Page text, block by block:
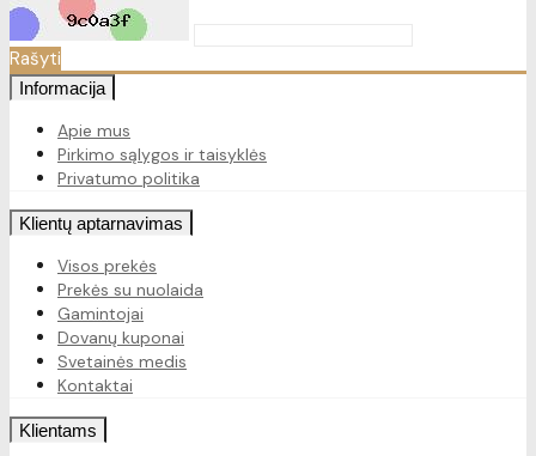
Rašyti
Informacija
Apie mus
Pirkimo sąlygos ir taisyklės
Privatumo politika
Klientų aptarnavimas
Visos prekės
Prekės su nuolaida
Gamintojai
Dovanų kuponai
Svetainės medis
Kontaktai
Klientams